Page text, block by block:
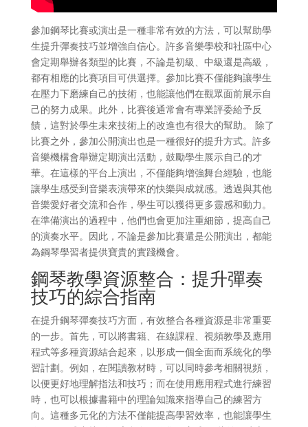
參加鋼琴比賽或演出是一種非常有效的方法，可以幫助學
生提升彈奏技巧並增強自信心。許多音樂學校和社區中心
會定期舉辦各類型的比賽，不論是初級、中級還是高級，
都有相應的比賽項目可供選擇。參加比賽不僅能夠讓學生
在壓力下磨練自己的技術，也能讓他們在觀眾面前展示自
己的努力成果。此外，比賽後通常會有專業評委給予反
饋，這對於學生未來技術上的改進也有很大的幫助。 除了
比賽之外，參加公開演出也是一種很好的提升方式。許多
音樂機構會舉辦定期演出活動，鼓勵學生展示自己的才
華。在這樣的平台上演出，不僅能夠增強舞台經驗，也能
讓學生感受到音樂表演帶來的快樂與成就感。透過與其他
音樂愛好者交流和合作，學生可以獲得更多靈感和動力。
在準備演出的過程中，他們也會更加注重細節，提高自己
的演奏水平。因此，不論是參加比賽還是公開演出，都能
為鋼琴學習者提供寶貴的實踐機會。
鋼琴教學資源整合：提升彈奏
技巧的綜合指南
在提升鋼琴彈奏技巧方面，有效整合各種資源是非常重要
的一步。首先，可以將書籍、在線課程、視頻教學及應用
程式等多種資源結合起來，以形成一個全面而系統化的學
習計劃。例如，在閱讀教材時，可以同時參考相關視頻，
以便更好地理解指法和技巧；而在使用應用程式進行練習
時，也可以根據書籍中的理論知識來指導自己的練習方
向。這種多元化的方法不僅能提高學習效率，也能讓學生